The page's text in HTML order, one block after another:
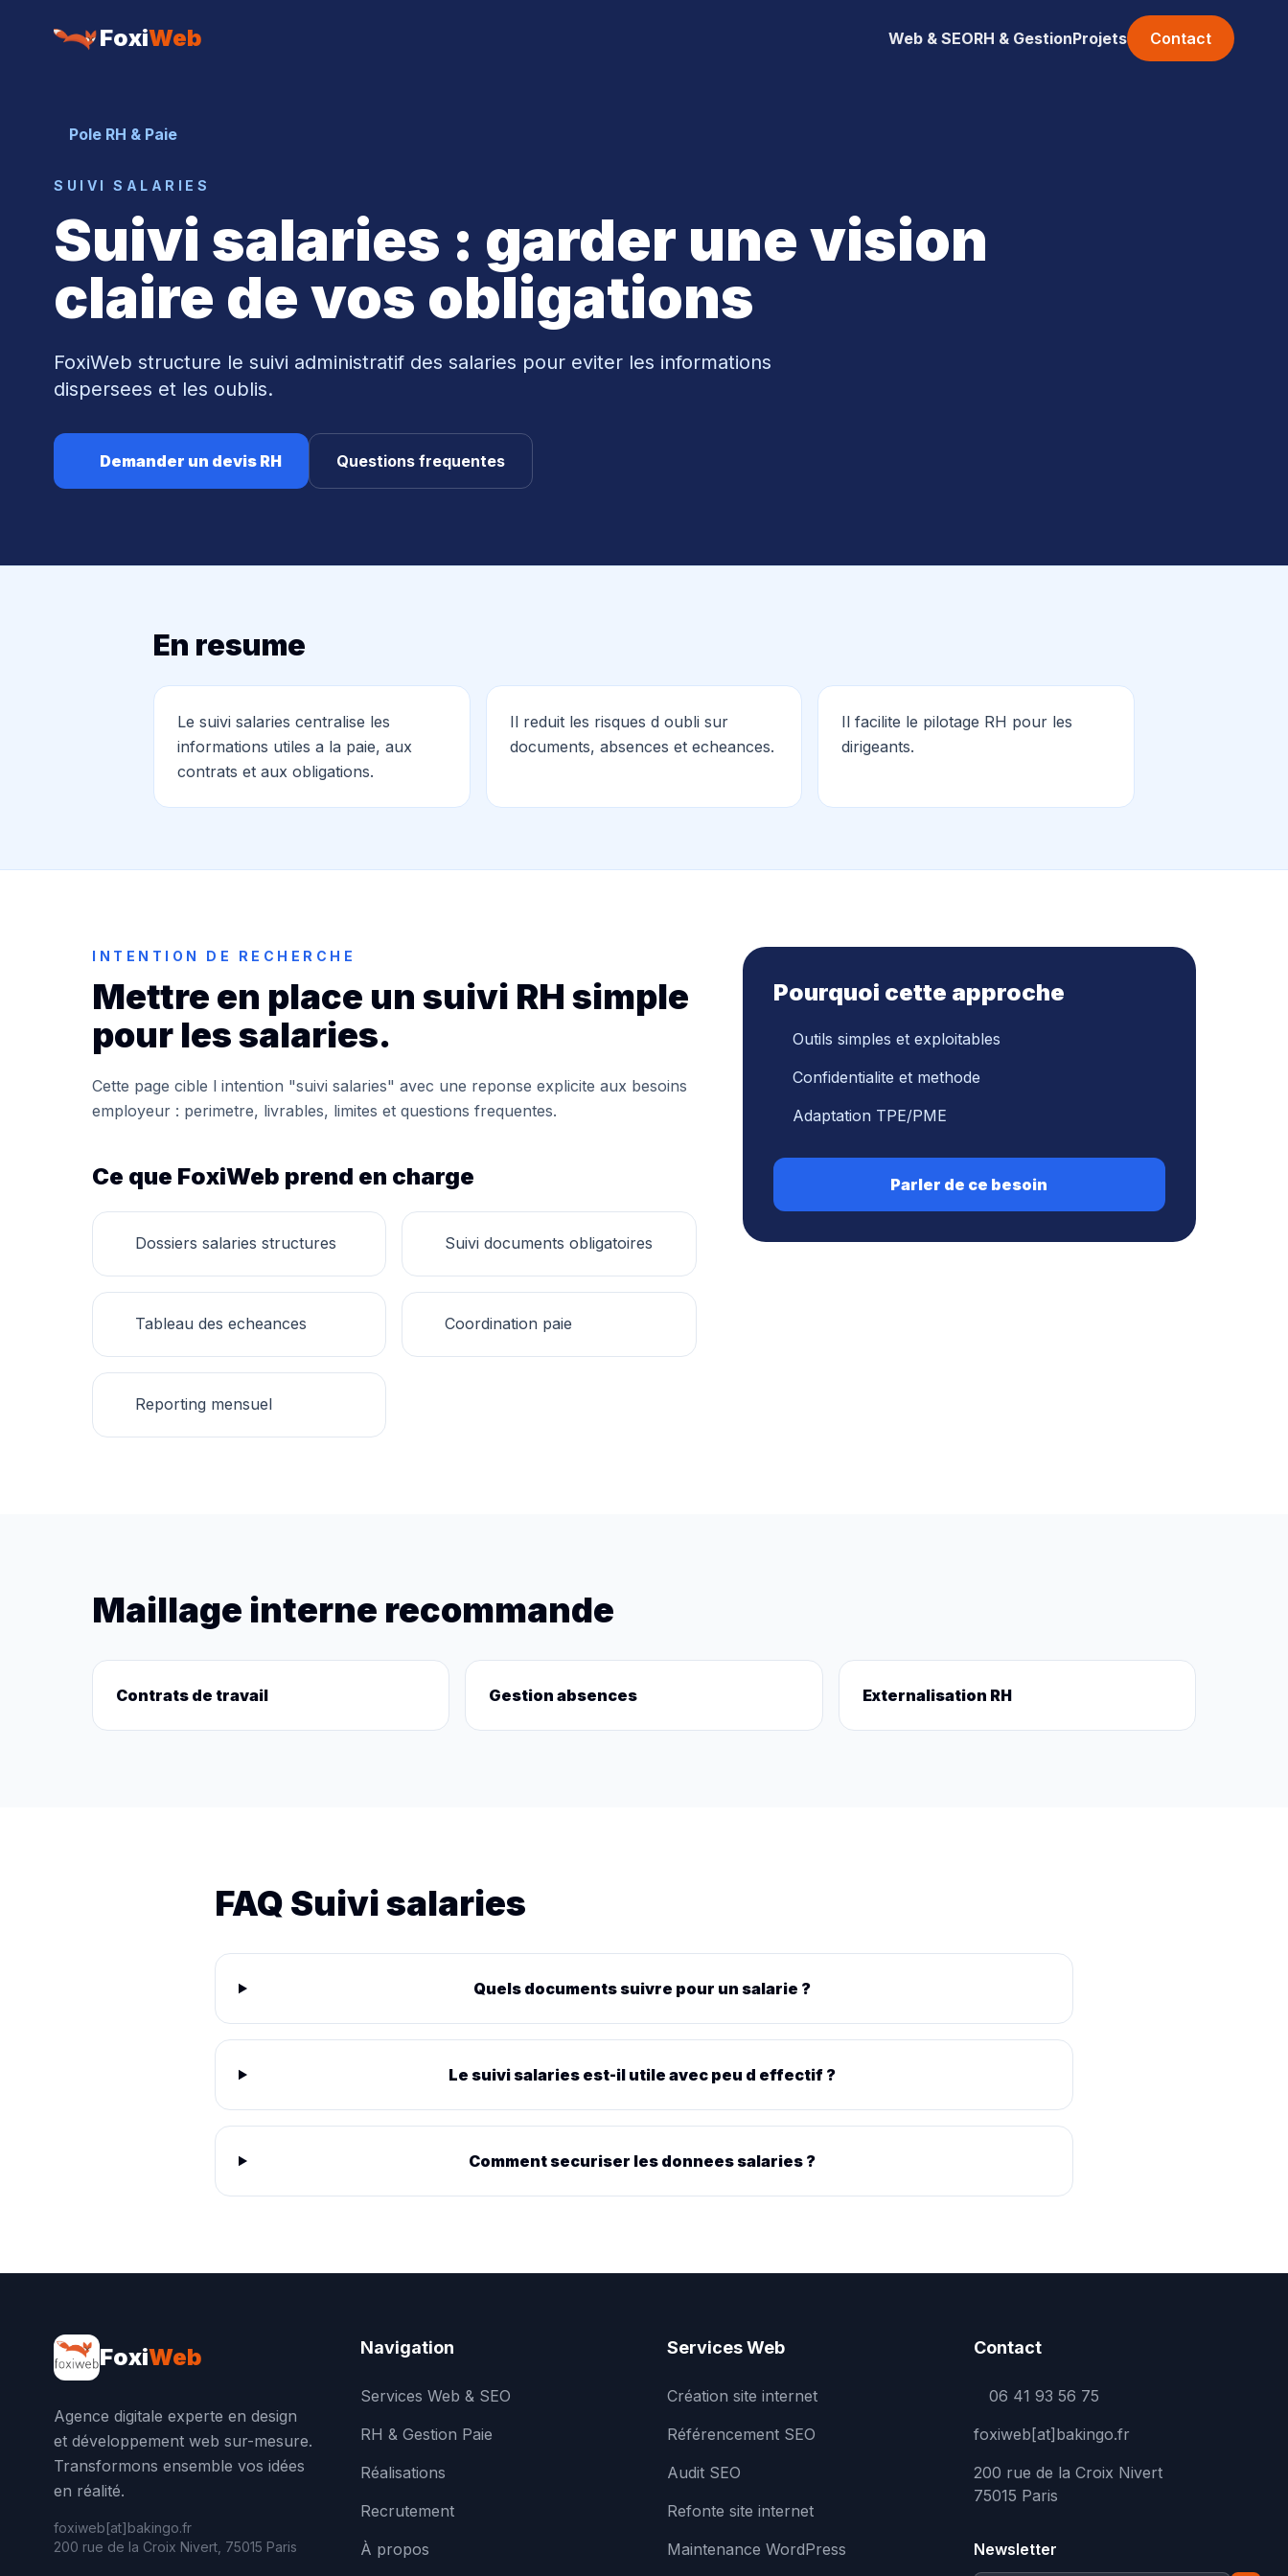
FoxiWeb Web & SEORH & GestionProjets Contact
Pole RH & Paie
SUIVI SALARIES
Suivi salaries : garder une vision
claire de vos obligations
FoxiWeb structure le suivi administratif des salaries pour eviter les informations
dispersees et les oublis.
Demander un devis RH Questions frequentes
En resume
Le suivi salaries centralise les
informations utiles a la paie, aux
contrats et aux obligations.
Il reduit les risques d oubli sur
documents, absences et echeances.
Il facilite le pilotage RH pour les
dirigeants.
INTENTION DE RECHERCHE
Mettre en place un suivi RH simple
pour les salaries.
Cette page cible l intention "suivi salaries" avec une reponse explicite aux besoins
employeur : perimetre, livrables, limites et questions frequentes.
Ce que FoxiWeb prend en charge
Dossiers salaries structures Suivi documents obligatoires
Tableau des echeances Coordination paie
Reporting mensuel
Pourquoi cette approche
Outils simples et exploitables
Confidentialite et methode
Adaptation TPE/PME
Parler de ce besoin
Maillage interne recommande
Contrats de travail Gestion absences Externalisation RH
FAQ Suivi salaries
Quels documents suivre pour un salarie ?
Le suivi salaries est-il utile avec peu d effectif ?
Comment securiser les donnees salaries ?
FoxiWeb
Agence digitale experte en design
et développement web sur-mesure.
Transformons ensemble vos idées
en réalité.
foxiweb[at]bakingo.fr
200 rue de la Croix Nivert, 75015 Paris
Navigation
Services Web & SEO
RH & Gestion Paie
Réalisations
Recrutement
À propos
Services Web
Création site internet
Référencement SEO
Audit SEO
Refonte site internet
Maintenance WordPress
Contact
06 41 93 56 75
foxiweb[at]bakingo.fr
200 rue de la Croix Nivert
75015 Paris
Newsletter